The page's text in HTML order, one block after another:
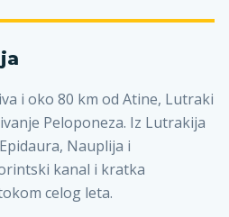
i oko 80 km od Atine, Lutraki
Peloponeza. Iz Lutrakija
Nauplija i
kanal i kratka
celog leta.